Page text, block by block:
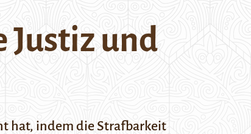
Justiz und
hat, indem die Strafbarkeit